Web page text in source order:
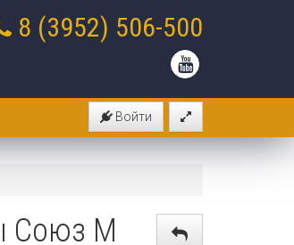
8 (3952) 506-500
Войти
Союз М